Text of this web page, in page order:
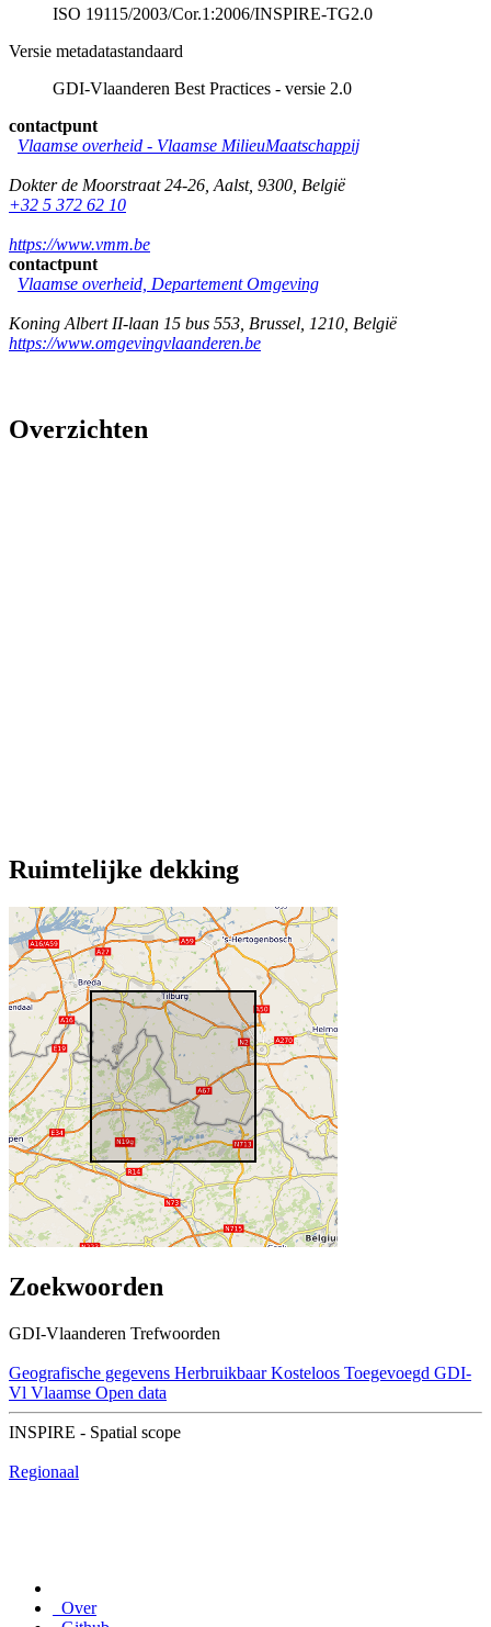
ISO 19115/2003/Cor.1:2006/INSPIRE-TG2.0
Versie metadatastandaard
GDI-Vlaanderen Best Practices - versie 2.0
contactpunt
Vlaamse overheid - Vlaamse MilieuMaatschappij
Dokter de Moorstraat 24-26 Aalst, 9300 België
+32 5 372 62 10
https://www.vmm.be
contactpunt
Vlaamse overheid, Departement Omgeving
Koning Albert II-laan 15 bus 553 Brussel 1210 België
https://www.omgevingvlaanderen.be
Overzichten
Ruimtelijke dekking
Zoekwoorden
GDI-Vlaanderen Trefwoorden
Geografische gegevens Herbruikbaar Kosteloos Toegevoegd GDI-
Vl Vlaamse Open data
INSPIRE - Spatial scope
Regionaal
Over